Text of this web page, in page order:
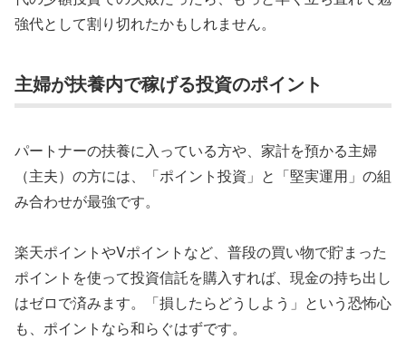
強代として割り切れたかもしれません。
主婦が扶養内で稼げる投資のポイント
パートナーの扶養に入っている方や、家計を預かる主婦
（主夫）の方には、「ポイント投資」と「堅実運用」の組
み合わせが最強です。
楽天ポイントやVポイントなど、普段の買い物で貯まった
ポイントを使って投資信託を購入すれば、現金の持ち出し
はゼロで済みます。「損したらどうしよう」という恐怖心
も、ポイントなら和らぐはずです。